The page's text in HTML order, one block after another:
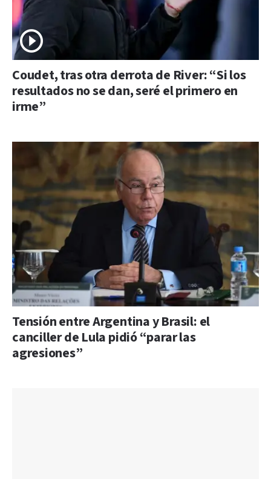
Coudet, tras otra derrota de River: “Si los
resultados no se dan, seré el primero en
irme”
Tensión entre Argentina y Brasil: el
canciller de Lula pidió “parar las
agresiones”